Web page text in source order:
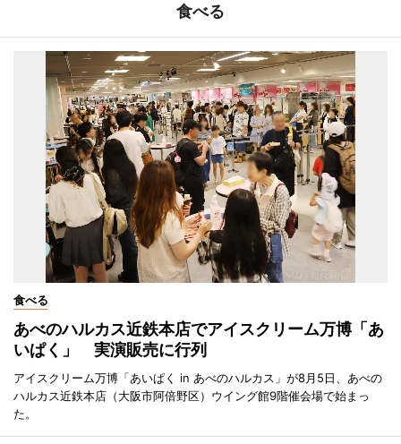
食べる
食べる
あべのハルカス近鉄本店でアイスクリーム万博「あ
いぱく」 実演販売に行列
アイスクリーム万博「あいぱく in あべのハルカス」が8月5日、あべの
ハルカス近鉄本店（大阪市阿倍野区）ウイング館9階催会場で始まっ
た。